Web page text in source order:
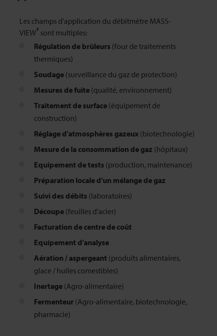
Les champs d'application du débitmètre MASS-
VIEW® sont multiples:
Régulation de brûleurs (four de traitements
thermiques)
Soudage (surveillance du gaz de protection)
Mesures de fuite (qualité, environnement)
Traitement de surface (équipement de
construction)
Réglage d'atmosphères gazeux (biotechnologie)
Mesure de la consommation de gaz (hôpitaux)
Equipement de tests (production, maintenance)
Préparation locale d'un mélange de gaz
Suivi des débits (laboratoires)
Découpe (feuilles d'acier)
Facturation de centre de coût
Equipement d'analyse
Aération / aspergeant (produits alimentaires,
glace / huiles comestibles)
Inertage (Agro-alimentaire)
Fermenteur (Agro-alimentaire, biotechnologie,
pharmacie)